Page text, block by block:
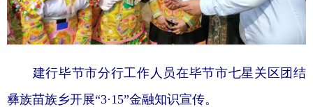
建行毕节市分行工作人员在毕节市七星关区团结
彝族苗族乡开展“3·15”金融知识宣传。